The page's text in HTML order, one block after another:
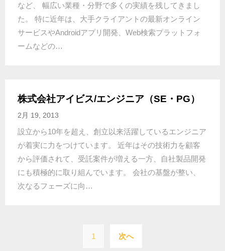
など、 幅広い業種・分野で多くの実績を残してきまし
た。 特に近年は、大手クライアントの最新オンライン
サービスやAndroidアプリ開発、Web検索プラットフォ
ームなどの…
株式会社アイビス/エンジニア（SE・PG）
2月 19, 2013
設立から10年を超え、創立以来活躍しているエンジニア
が着実に力をつけています。 近年はその技術力を顧客
から評価されて、受託案件が増える一方、自社製品開発
にも積極的に取り組んでいます。 会社の基盤が整い、
次なるフェーズに向…
稿
1 次へ